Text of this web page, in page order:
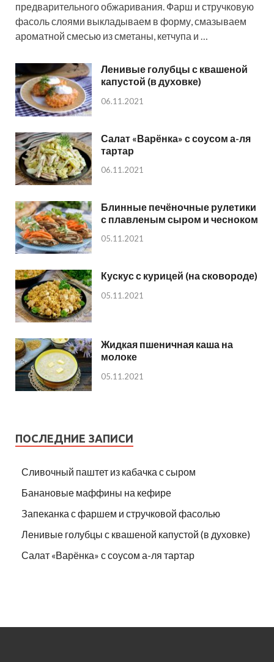
предварительного обжаривания. Фарш и стручковую
фасоль слоями выкладываем в форму, смазываем
ароматной смесью из сметаны, кетчупа и …
Ленивые голубцы с квашеной
капустой (в духовке)
06.11.2021
Салат «Варёнка» с соусом а-ля
тартар
06.11.2021
Блинные печёночные рулетики
с плавленым сыром и чесноком
05.11.2021
Кускус с курицей (на сковороде)
05.11.2021
Жидкая пшеничная каша на
молоке
05.11.2021
ПОСЛЕДНИЕ ЗАПИСИ
Сливочный паштет из кабачка с сыром
Банановые маффины на кефире
Запеканка с фаршем и стручковой фасолью
Ленивые голубцы с квашеной капустой (в духовке)
Салат «Варёнка» с соусом а-ля тартар